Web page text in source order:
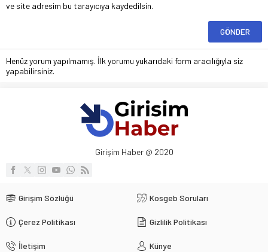
ve site adresim bu tarayıcıya kaydedilsin.
Henüz yorum yapılmamış. İlk yorumu yukarıdaki form aracılığıyla siz
yapabilirsiniz.
Girişim Haber @ 2020
Girişim Sözlüğü Kosgeb Soruları
Çerez Politikası Gizlilik Politikası
İletişim Künye